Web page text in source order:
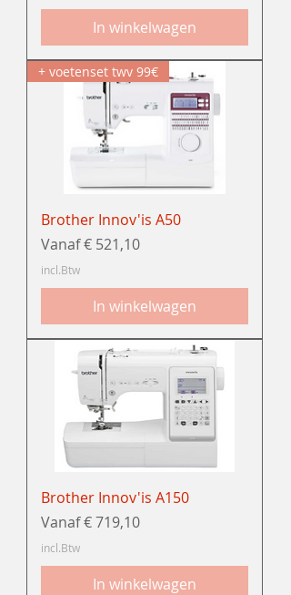
In winkelwagen
+ voetenset twv 99€
Brother Innov'is A50
Vanaf€ 521,10
Verkoopprijs
incl.Btw
In winkelwagen
Brother Innov'is A150
Vanaf€ 719,10
Verkoopprijs
incl.Btw
In winkelwagen